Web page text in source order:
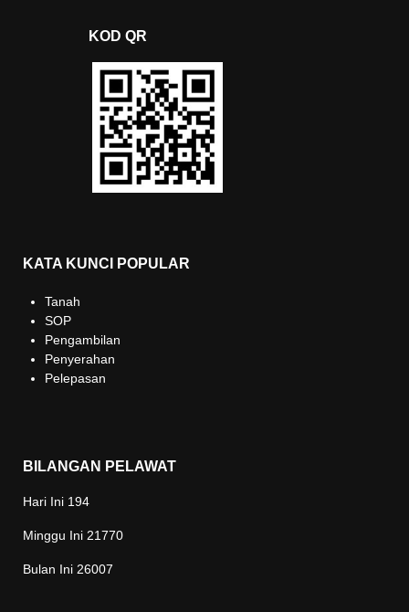
KOD QR
KATA KUNCI POPULAR
Tanah
SOP
Pengambilan
Penyerahan
Pelepasan
BILANGAN PELAWAT
Hari Ini 194
Minggu Ini 21770
Bulan Ini 26007